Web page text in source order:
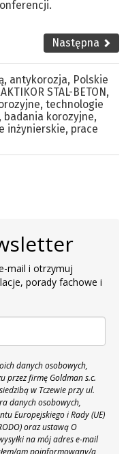
Następna
, antykorozja, Polskie
STAL-BETON,
, technologie
, badania korozyjne,
inżynierskie, prace
mail i otrzymuj
porady fachowe i
danych osobowych,
przez firmę Goldman s.c.
w Tczewie przy ul.
danych osobowych,
Europejskiego i Rady (UE)
oraz ustawą O
na mój adres e-mail